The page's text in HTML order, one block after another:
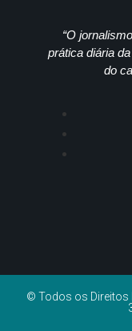
“O
prática diária
do
© Todos os Direitos